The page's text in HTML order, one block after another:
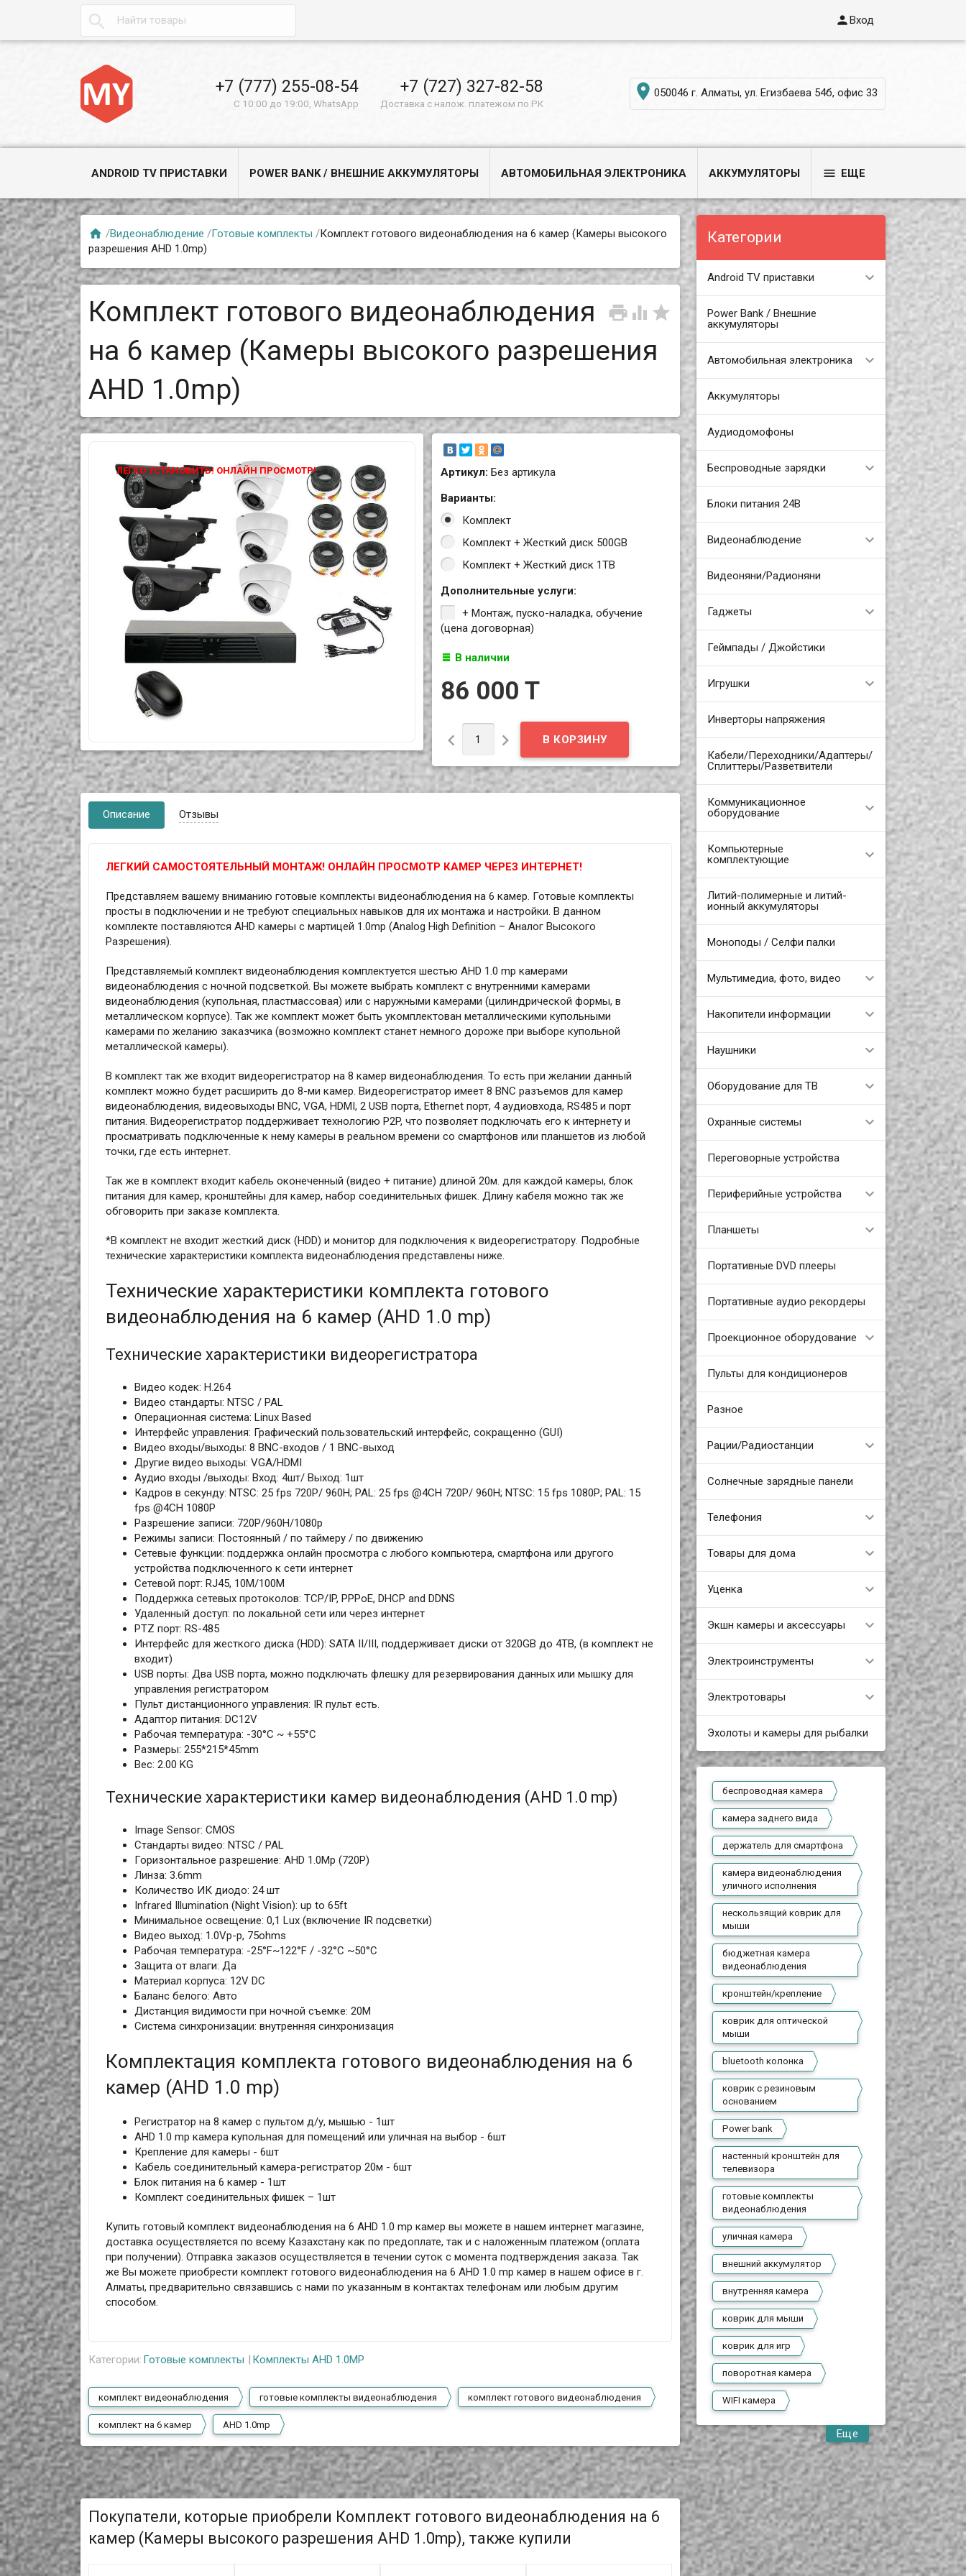
 Вход
+7 (777) 255-08-54
С 10:00 до 19:00, WhatsApp
+7 (727) 327-82-58
Доставка с налож. платежом по РК
 050046 г. Алматы, ул. Егизбаева 54б, офис 33
ANDROID TV ПРИСТАВКИ POWER BANK / ВНЕШНИЕ АККУМУЛЯТОРЫ АВТОМОБИЛЬНАЯ ЭЛЕКТРОНИКА АККУМУЛЯТОРЫ  ЕЩЕ
Категории
Android TV приставки
Power Bank / Внешние
аккумуляторы
Автомобильная электроника
Аккумуляторы
Аудиодомофоны
Беспроводные зарядки
Блоки питания 24В
Видеонаблюдение
Видеоняни/Радионяни
Гаджеты
Геймпады / Джойстики
Игрушки
Инверторы напряжения
Кабели/Переходники/Адаптеры/
Сплиттеры/Разветвители
Коммуникационное
оборудование
Компьютерные
комплектующие
Литий-полимерные и литий-
ионный аккумуляторы
Моноподы / Селфи палки
Мультимедиа, фото, видео
Накопители информации
Наушники
Оборудование для ТВ
Охранные системы
Переговорные устройства
Периферийные устройства
Планшеты
Портативные DVD плееры
Портативные аудио рекордеры
Проекционное оборудование
Пульты для кондиционеров
Разное
Рации/Радиостанции
Солнечные зарядные панели
Телефония
Товары для дома
Уценка
Экшн камеры и аксессуары
Электроинструменты
Электротовары
Эхолоты и камеры для рыбалки
беспроводная камера
камера заднего вида
держатель для смартфона
камера видеонаблюдения
уличного исполнения
нескользящий коврик для
мыши
бюджетная камера
видеонаблюдения
кронштейн/крепление
коврик для оптической
мыши
bluetooth колонка
коврик с резиновым
основанием
Power bank
настенный кронштейн для
телевизора
готовые комплекты
видеонаблюдения
уличная камера
внешний аккумулятор
внутренняя камера
коврик для мыши
коврик для игр
поворотная камера
WIFI камера
Еще
 /Видеонаблюдение /Готовые комплекты /Комплект готового видеонаблюдения на 6 камер (Камеры высокого
разрешения AHD 1.0mp)
  
Комплект готового видеонаблюдения
на 6 камер (Камеры высокого разрешения
AHD 1.0mp)
Артикул: Без артикула
Варианты:
Комплект
Комплект + Жесткий диск 500GB
Комплект + Жесткий диск 1TB
Дополнительные услуги:
+ Монтаж, пуско-наладка, обучение
(цена договорная)
В наличии
86 000 T
 
ЛЕГКО УСТАНОВИТЬ! ОНЛАЙН ПРОСМОТР!
Описание Отзывы
ЛЕГКИЙ САМОСТОЯТЕЛЬНЫЙ МОНТАЖ! ОНЛАЙН ПРОСМОТР КАМЕР ЧЕРЕЗ ИНТЕРНЕТ!
Представляем вашему вниманию готовые комплекты видеонаблюдения на 6 камер. Готовые комплекты
просты в подключении и не требуют специальных навыков для их монтажа и настройки. В данном
комплекте поставляются AHD камеры с мартицей 1.0mp (Analog High Definition – Аналог Высокого
Разрешения).
Представляемый комплект видеонаблюдения комплектуется шестью AHD 1.0 mp камерами
видеонаблюдения с ночной подсветкой. Вы можете выбрать комплект с внутренними камерами
видеонаблюдения (купольная, пластмассовая) или с наружными камерами (цилиндрической формы, в
металлическом корпусе). Так же комплект может быть укомплектован металлическими купольными
камерами по желанию заказчика (возможно комплект станет немного дороже при выборе купольной
металлической камеры).
В комплект так же входит видеорегистратор на 8 камер видеонаблюдения. То есть при желании данный
комплект можно будет расширить до 8-ми камер. Видеорегистратор имеет 8 BNC разъемов для камер
видеонаблюдения, видеовыходы BNC, VGA, HDMI, 2 USB порта, Ethernet порт, 4 аудиовхода, RS485 и порт
питания. Видеорегистратор поддерживает технологию P2P, что позволяет подключать его к интернету и
просматривать подключенные к нему камеры в реальном времени со смартфонов или планшетов из любой
точки, где есть интернет.
Так же в комплект входит кабель оконеченный (видео + питание) длиной 20м. для каждой камеры, блок
питания для камер, кронштейны для камер, набор соединительных фишек. Длину кабеля можно так же
обговорить при заказе комплекта.
*В комплект не входит жесткий диск (HDD) и монитор для подключения к видеорегистратору. Подробные
технические характеристики комплекта видеонаблюдения представлены ниже.
Технические характеристики комплекта готового
видеонаблюдения на 6 камер (AHD 1.0 mp)
Технические характеристики видеорегистратора
Видео кодек: H.264
Видео стандарты: NTSC / PAL
Операционная система: Linux Based
Интерфейс управления: Графический пользовательский интерфейс, сокращенно (GUI)
Видео входы/выходы: 8 BNC-входов / 1 BNC-выход
Другие видео выходы: VGA/HDMI
Аудио входы /выходы: Вход: 4шт/ Выход: 1шт
Кадров в секунду: NTSC: 25 fps 720P/ 960H; PAL: 25 fps @4CH 720P/ 960H; NTSC: 15 fps 1080P; PAL: 15
fps @4CH 1080P
Разрешение записи: 720P/960H/1080p
Режимы записи: Постоянный / по таймеру / по движению
Сетевые функции: поддержка онлайн просмотра с любого компьютера, смартфона или другого
устройства подключенного к сети интернет
Сетевой порт: RJ45, 10M/100M
Поддержка сетевых протоколов: TCP/IP, PPPoE, DHCP and DDNS
Удаленный доступ: по локальной сети или через интернет
PTZ порт: RS-485
Интерфейс для жесткого диска (HDD): SATA II/III, поддерживает диски от 320GB до 4TB, (в комплект не
входит)
USB порты: Два USB порта, можно подключать флешку для резервирования данных или мышку для
управления регистратором
Пульт дистанционного управления: IR пульт есть.
Адаптор питания: DC12V
Рабочая температура: -30°C ~ +55°C
Размеры: 255*215*45mm
Вес: 2.00 KG
Технические характеристики камер видеонаблюдения (AHD 1.0 mp)
Image Sensor: CMOS
Стандарты видео: NTSC / PAL
Горизонтальное разрешение: AHD 1.0Mp (720P)
Линза: 3.6mm
Количество ИК диодо: 24 шт
Infrared Illumination (Night Vision): up to 65ft
Минимальное освещение: 0,1 Lux (включение IR подсветки)
Видео выход: 1.0Vp-p, 75ohms
Рабочая температура: -25°F~122°F / -32°C ~50°C
Защита от влаги: Да
Материал корпуса: 12V DC
Баланс белого: Авто
Дистанция видимости при ночной съемке: 20M
Система синхронизации: внутренняя синхронизация
Комплектация комплекта готового видеонаблюдения на 6
камер (AHD 1.0 mp)
Регистратор на 8 камер с пультом д/у, мышью - 1шт
AHD 1.0 mp камера купольная для помещений или уличная на выбор - 6шт
Крепление для камеры - 6шт
Кабель соединительный камера-регистратор 20м - 6шт
Блок питания на 6 камер - 1шт
Комплект соединительных фишек – 1шт
Купить готовый комплект видеонаблюдения на 6 AHD 1.0 mp камер вы можете в нашем интернет магазине,
доставка осуществляется по всему Казахстану как по предоплате, так и с наложенным платежом (оплата
при получении). Отправка заказов осуществляется в течении суток с момента подтверждения заказа. Так
же Вы можете приобрести комплект готового видеонаблюдения на 6 AHD 1.0 mp камер в нашем офисе в г.
Алматы, предварительно связавшись с нами по указанным в контактах телефонам или любым другим
способом.
Категории: Готовые комплекты Комплекты AHD 1.0MP
комплект видеонаблюдения готовые комплекты видеонаблюдения комплект готового видеонаблюдения
комплект на 6 камер AHD 1.0mp
Покупатели, которые приобрели Комплект готового видеонаблюдения на 6
камер (Камеры высокого разрешения AHD 1.0mp), также купили